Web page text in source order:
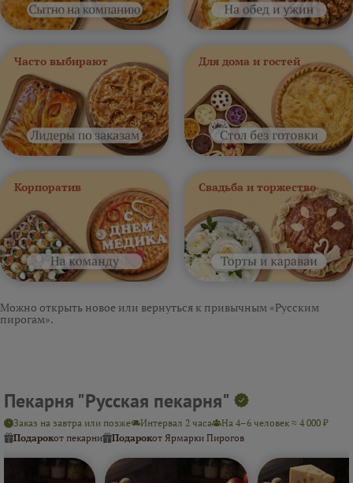
Часто выбирают Для дома и гостей
Корпоратив Свадьба и торжество
Можно открыть новое или вернуться к привычным «Русским
пирогам».
Пекарня "Русская пекарня"
Заказ на завтра или позже Интервал 2 часа
На 4–6 человек ≈ 4 000 ₽
Подарокот пекарни Подарокот Ярмарки Пирогов